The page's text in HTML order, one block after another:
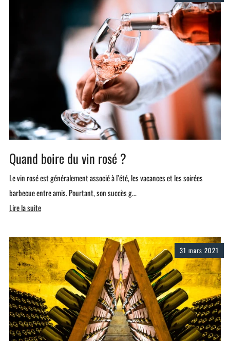
Quand boire du vin rosé ?
Le vin rosé est généralement associé à l’été, les vacances et les soirées
barbecue entre amis. Pourtant, son succès g...
Lire la suite
31 mars 2021